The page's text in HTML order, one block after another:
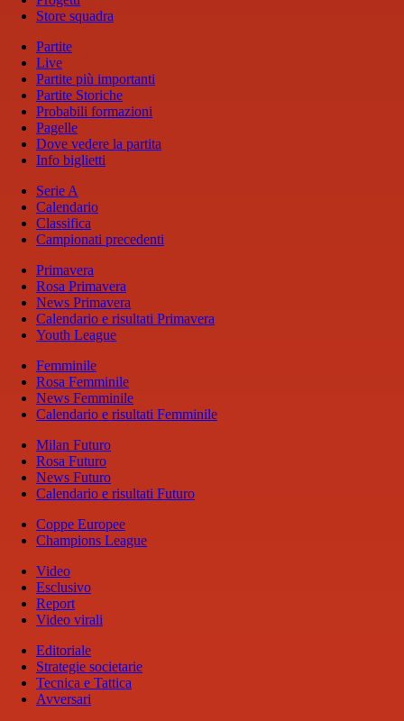
Store squadra
Partite
Live
Partite più importanti
Partite Storiche
Probabili formazioni
Pagelle
Dove vedere la partita
Info biglietti
Serie A
Calendario
Classifica
Campionati precedenti
Primavera
Rosa Primavera
News Primavera
Calendario e risultati Primavera
Youth League
Femminile
Rosa Femminile
News Femminile
Calendario e risultati Femminile
Milan Futuro
Rosa Futuro
News Futuro
Calendario e risultati Futuro
Coppe Europee
Champions League
Video
Esclusivo
Report
Video virali
Editoriale
Strategie societarie
Tecnica e Tattica
Avversari